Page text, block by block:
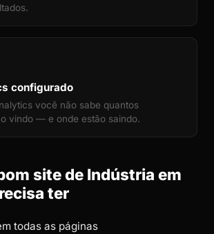
configurado
você não sabe quantos
vindo — e onde estão saindo.
site de Indústria em
ter
todas as páginas